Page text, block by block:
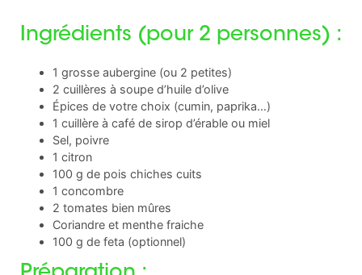
Ingrédients (pour 2 personnes) :
1 grosse aubergine (ou 2 petites)
2 cuillères à soupe d’huile d’olive
Épices de votre choix (cumin, paprika…)
1 cuillère à café de sirop d’érable ou miel
Sel, poivre
1 citron
100 g de pois chiches cuits
1 concombre
2 tomates bien mûres
Coriandre et menthe fraiche
100 g de feta (optionnel)